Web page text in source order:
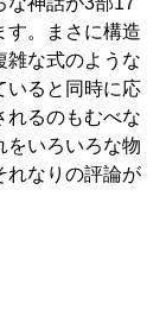
す。まさに構造
雑な式のような
いると同時に応
れるのもむべな
をいろいろな物
れなりの評論が